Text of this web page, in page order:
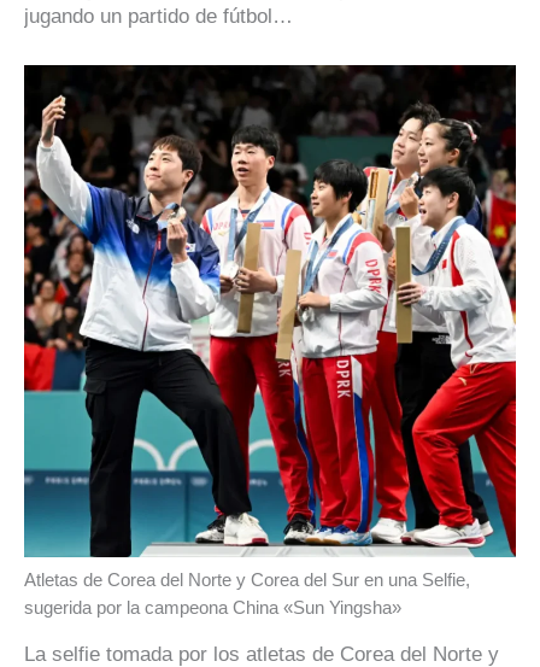
jugando un partido de fútbol…
Atletas de Corea del Norte y Corea del Sur en una Selfie,
sugerida por la campeona China «Sun Yingsha»
La selfie tomada por los atletas de Corea del Norte y